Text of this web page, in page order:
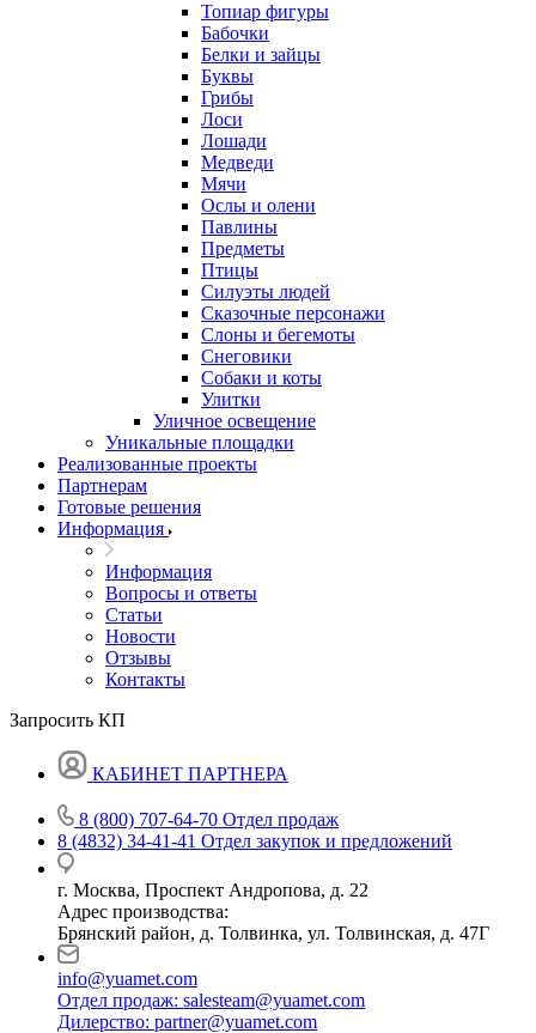
Топиар фигуры
Бабочки
Белки и зайцы
Буквы
Грибы
Лоси
Лошади
Медведи
Мячи
Ослы и олени
Павлины
Предметы
Птицы
Силуэты людей
Сказочные персонажи
Слоны и бегемоты
Снеговики
Собаки и коты
Улитки
Уличное освещение
Уникальные площадки
Реализованные проекты
Партнерам
Готовые решения
Информация
Информация
Вопросы и ответы
Статьи
Новости
Отзывы
Контакты
Запросить КП
КАБИНЕТ ПАРТНЕРА
8 (800) 707-64-70 Отдел продаж
8 (4832) 34-41-41 Отдел закупок и предложений
г. Москва, Проспект Андропова, д. 22
Адрес производства:
Брянский район, д. Толвинка, ул. Толвинская, д. 47Г
info@yuamet.com
Отдел продаж: salesteam@yuamet.com
Дилерство: partner@yuamet.com